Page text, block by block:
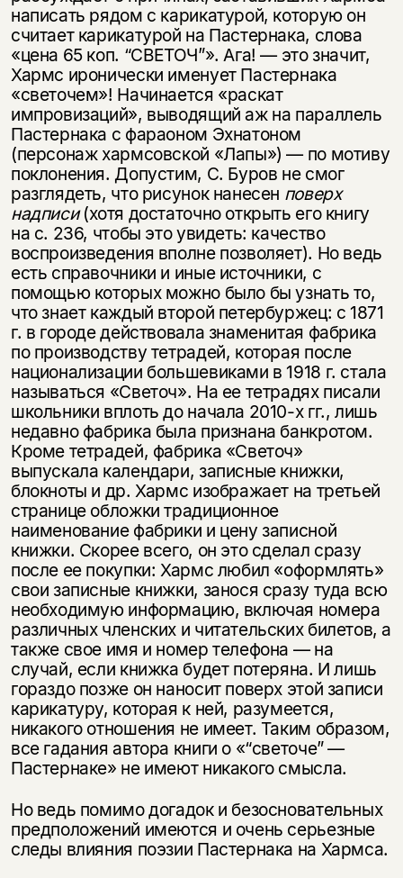
написать рядом с карикатурой, которую он
считает карикатурой на Пастернака, слова
«цена 65 коп. “СВЕТОЧ”». Ага! — это значит,
Хармс иронически именует Пастернака
«светочем»! Начинается «раскат
импровизаций», выводящий аж на параллель
Пастернака с фараоном Эхнатоном
(персонаж хармсовской «Лапы») — по мотиву
поклонения. Допустим, С. Буров не смог
разглядеть, что рисунок нанесен поверх
надписи(хотя достаточно открыть его книгу
на с. 236, чтобы это увидеть: качество
воспроизведения вполне позволяет). Но ведь
есть справочники и иные источники, с
помощью которых можно было бы узнать то,
что знает каждый второй петербуржец: с 1871
г. в городе действовала знаменитая фабрика
по производству тетрадей, которая после
национализации большевиками в 1918 г. стала
называться «Светоч». На ее тетрадях писали
школьники вплоть до начала 2010-х гг., лишь
недавно фабрика была признана банкротом.
Кроме тетрадей, фабрика «Светоч»
выпускала календари, записные книжки,
блокноты и др. Хармс изображает на третьей
странице обложки традиционное
наименование фабрики и цену записной
книжки. Скорее всего, он это сделал сразу
после ее покупки: Хармс любил «оформлять»
свои записные книжки, занося сразу туда всю
необходимую информацию, включая номера
различных членских и читательских билетов, а
также свое имя и номер телефона — на
случай, если книжка будет потеряна. И лишь
гораздо позже он наносит поверх этой записи
карикатуру, которая к ней, разумеется,
никакого отношения не имеет. Таким образом,
все гадания автора книги о «“cветоче” —
Пастернаке» не имеют никакого смысла.
Но ведь помимо догадок и безосновательных
предположений имеются и очень серьезные
следы влияния поэзии Пастернака на Хармса.